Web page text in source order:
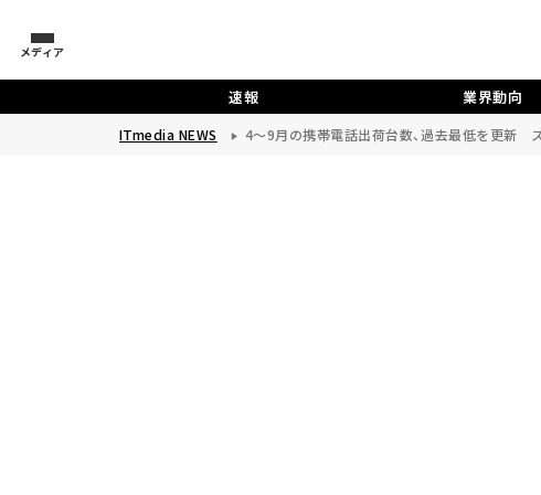
メディア
速報 業界動向
ITmedia NEWS 4～9月の携帯電話出荷台数、過去最低を更新